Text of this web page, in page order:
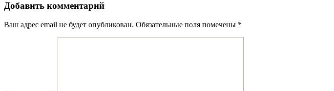
Добавить комментарий
Ваш адрес email не будет опубликован. Обязательные поля помечены *